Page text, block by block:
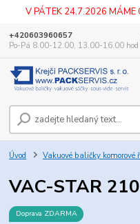
V PÁTEK 24.7.2026 MÁME
+420603960657
Po-Pá 8.00-12.00, 13.00-16.00 hod
Úvod Vakuové baličky komorové
VAC-STAR
Doprava ZDARMA